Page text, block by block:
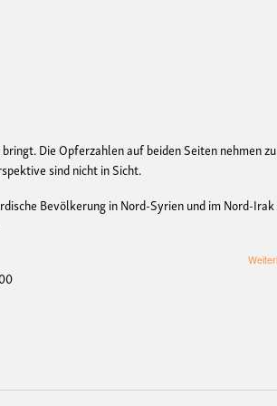
Die Opferzahlen auf beiden Seiten nehmen
sind nicht in Sicht.
Bevölkerung in Nord-Syrien und im Nord-